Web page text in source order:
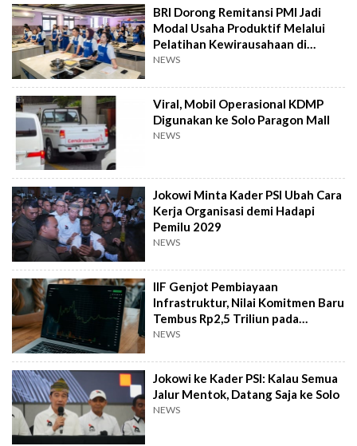
BRI Dorong Remitansi PMI Jadi
Modal Usaha Produktif Melalui
Pelatihan Kewirausahaan di
Taiwan
NEWS
Viral, Mobil Operasional KDMP
Digunakan ke Solo Paragon Mall
NEWS
Jokowi Minta Kader PSI Ubah Cara
Kerja Organisasi demi Hadapi
Pemilu 2029
NEWS
IIF Genjot Pembiayaan
Infrastruktur, Nilai Komitmen Baru
Tembus Rp2,5 Triliun pada
Semester I 2026
NEWS
Jokowi ke Kader PSI: Kalau Semua
Jalur Mentok, Datang Saja ke Solo
NEWS